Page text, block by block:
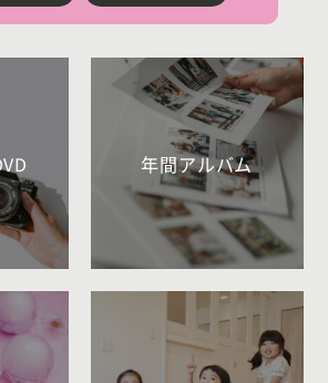
年間アルバム